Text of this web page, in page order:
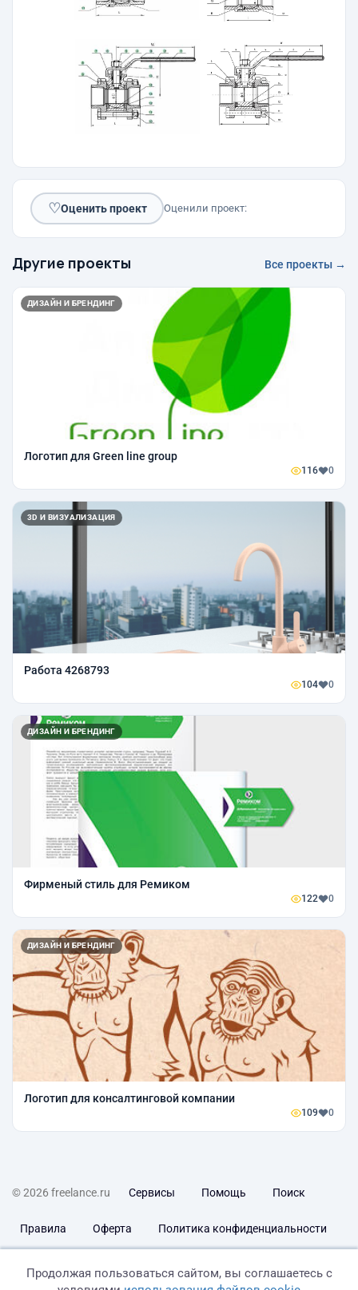
♡Оценить проект Оценили проект:
Другие проекты Все проекты →
ДИЗАЙН И БРЕНДИНГ
Логотип для Green line group
116 0
3D И ВИЗУАЛИЗАЦИЯ
Работа 4268793
104 0
ДИЗАЙН И БРЕНДИНГ
Фирменый стиль для Ремиком
122 0
ДИЗАЙН И БРЕНДИНГ
Логотип для консалтинговой компании
109 0
© 2026 freelance.ru Сервисы Помощь Поиск
Правила Оферта Политика конфиденциальности
Продолжая пользоваться сайтом, вы соглашаетесь с